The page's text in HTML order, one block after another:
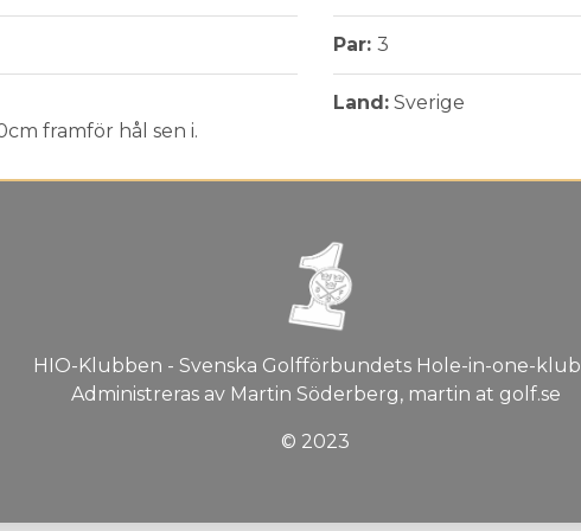
framför hål sen i.
Par: 3
Land: Sverige
HIO-Klubben - Svenska Golfförbundets Hole-in-one-
Administreras av Martin Söderberg, martin at golf.se
© 2023